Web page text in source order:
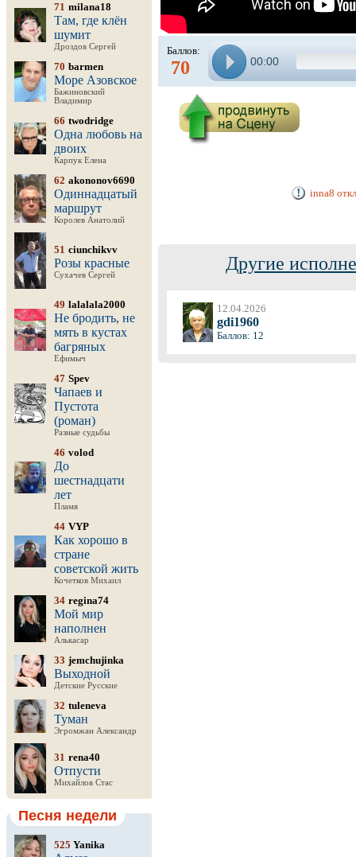
71 milana18
Там, где клён
шумит
Дроздов Сергей
70 barmen
Море Азовское
Бажиновский
Владимир
66 twodridge
Одна любовь на
двоих
Карпук Елена
62 akononov6690
Одиннадцатый
маршрут
Королев Анатолий
51 ciunchikvv
Розы красные
Сухачев Сергей
49 lalalala2000
Не бродить, не
мять в кустах
багряных
Ефимыч
47 Spev
Чапаев и
Пустота
(роман)
Разные судьбы
46 volod
До
шестнадцати
лет
Пламя
44 VYP
Как хорошо в
стране
советской жить
Кочетков Михаил
34 regina74
Мой мир
наполнен
Алькасар
33 jemchujinka
Выходной
Детские Русские
32 tuleneva
Туман
Эгромжан Александр
31 rena40
Отпусти
Михайлов Стас
Песня недели
525 Yanika
Баллов:
70 00:00
inna8
Другие
12.04.2026
gdi1960
Баллов: 12